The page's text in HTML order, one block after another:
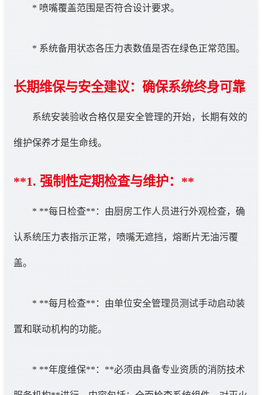
* 喷嘴覆盖范围是否符合设计要求。
* 系统备用状态各压力表数值是否在绿色正常范围。
长期维保与安全建议：确保系统终身可靠
系统安装验收合格仅是安全管理的开始，长期有效的
维护保养才是生命线。
**1. 强制性定期检查与维护：**
* **每日检查**：由厨房工作人员进行外观检查，确
认系统压力表指示正常，喷嘴无遮挡，熔断片无油污覆
盖。
* **每月检查**：由单位安全管理员测试手动启动装
置和联动机构的功能。
* **年度维保**：**必须由具备专业资质的消防技术